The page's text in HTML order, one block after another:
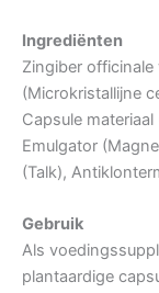
Ingrediënten
Zingiber
(Microkristallijne
Capsule
Emulgator
(Talk),
Gebruik
Als
plantaardige